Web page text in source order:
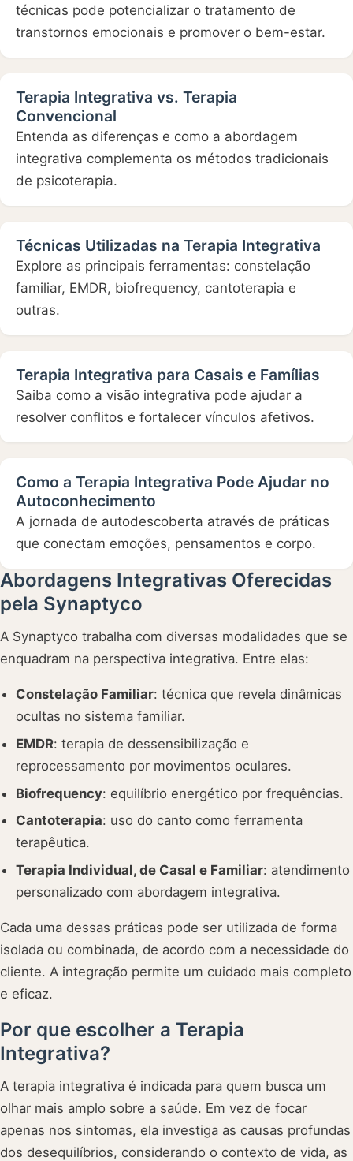
técnicas pode potencializar o tratamento de
transtornos emocionais e promover o bem-estar.
Terapia Integrativa vs. Terapia
Convencional
Entenda as diferenças e como a abordagem
integrativa complementa os métodos tradicionais
de psicoterapia.
Técnicas Utilizadas na Terapia Integrativa
Explore as principais ferramentas: constelação
familiar, EMDR, biofrequency, cantoterapia e
outras.
Terapia Integrativa para Casais e Famílias
Saiba como a visão integrativa pode ajudar a
resolver conflitos e fortalecer vínculos afetivos.
Como a Terapia Integrativa Pode Ajudar no
Autoconhecimento
A jornada de autodescoberta através de práticas
que conectam emoções, pensamentos e corpo.
Abordagens Integrativas Oferecidas
pela Synaptyco
A Synaptyco trabalha com diversas modalidades que se
enquadram na perspectiva integrativa. Entre elas:
Constelação Familiar: técnica que revela dinâmicas
ocultas no sistema familiar.
EMDR: terapia de dessensibilização e
reprocessamento por movimentos oculares.
Biofrequency: equilíbrio energético por frequências.
Cantoterapia: uso do canto como ferramenta
terapêutica.
Terapia Individual, de Casal e Familiar: atendimento
personalizado com abordagem integrativa.
Cada uma dessas práticas pode ser utilizada de forma
isolada ou combinada, de acordo com a necessidade do
cliente. A integração permite um cuidado mais completo
e eficaz.
Por que escolher a Terapia
Integrativa?
A terapia integrativa é indicada para quem busca um
olhar mais amplo sobre a saúde. Em vez de focar
apenas nos sintomas, ela investiga as causas profundas
dos desequilíbrios, considerando o contexto de vida, as